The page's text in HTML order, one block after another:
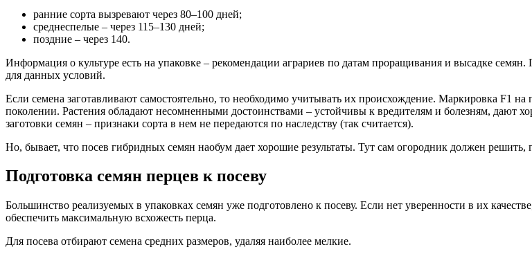
ранние сорта вызревают через 80–100 дней;
среднеспелые – через 115–130 дней;
поздние – через 140.
Информация о культуре есть на упаковке – рекомендации аграриев по датам проращивания и высадке
для данных условий.
Если семена заготавливают самостоятельно, то необходимо учитывать их происхождение. Маркировка F1 на
поколении. Растения обладают несомненными достоинствами – устойчивы к вредителям и болезням, дают
заготовки семян – признаки сорта в нем не передаются по наследству (так считается).
Но, бывает, что посев гибридных семян наобум дает хорошие результаты. Тут сам огородник должен решить,
Подготовка семян перцев к посеву
Большинство реализуемых в упаковках семян уже подготовлено к посеву. Если нет уверенности в их
обеспечить максимальную всхожесть перца.
Для посева отбирают семена средних размеров, удаляя наиболее мелкие.